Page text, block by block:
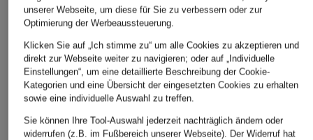
unserer Webseite, um diese für Sie zu verbessern oder zur
Optimierung der Werbeaussteuerung.
Klicken Sie auf „Ich stimme zu“ um alle Cookies zu akzeptieren und
direkt zur Webseite weiter zu navigieren; oder auf „Individuelle
Einstellungen“, um eine detaillierte Beschreibung der Cookie-
Kategorien und eine Übersicht der eingesetzten Cookies zu erhalten
sowie eine individuelle Auswahl zu treffen.
Sie können Ihre Tool-Auswahl jederzeit nachträglich ändern oder
widerrufen (z.B. im Fußbereich unserer Webseite). Der Widerruf hat